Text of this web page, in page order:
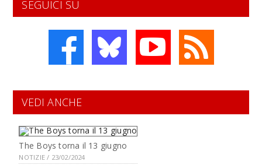
SEGUICI SU
VEDI ANCHE
The Boys torna il 13 giugno
NOTIZIE / 23/02/2024